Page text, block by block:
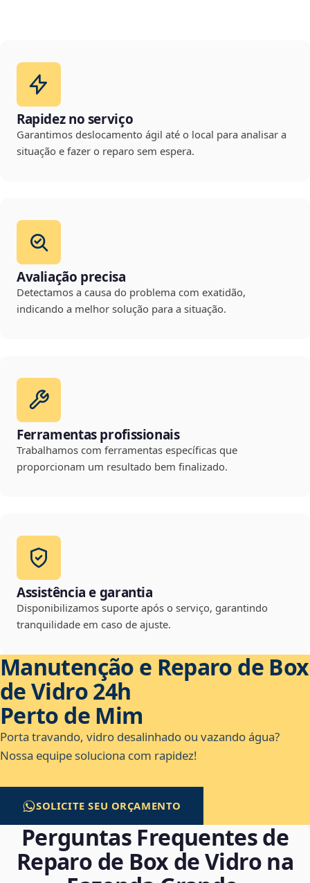
Rapidez no serviço
Garantimos deslocamento ágil até o local para analisar a
situação e fazer o reparo sem espera.
Avaliação precisa
Detectamos a causa do problema com exatidão,
indicando a melhor solução para a situação.
Ferramentas profissionais
Trabalhamos com ferramentas específicas que
proporcionam um resultado bem finalizado.
Assistência e garantia
Disponibilizamos suporte após o serviço, garantindo
tranquilidade em caso de ajuste.
Manutenção e Reparo de Box
de Vidro 24h
Perto de Mim
Porta travando, vidro desalinhado ou vazando água?
Nossa equipe soluciona com rapidez!
SOLICITE SEU ORÇAMENTO
Perguntas Frequentes de
Reparo de Box de Vidro na